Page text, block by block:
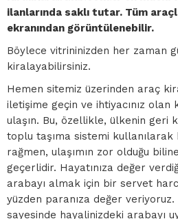
ilanlarında saklı tutar. Tüm
ekranından görüntülenebilir.
Böylece vitrininizden her zaman
kiralayabilirsiniz.
Hemen sitemiz üzerinden araç
iletişime geçin ve ihtiyacınız olan
ulaşın. Bu, özellikle, ülkenin geri
toplu taşıma sistemi
rağmen, ulaşımın zor olduğu
geçerlidir. Hayatınıza değer
arabayı almak için bir servet
yüzden paranıza değer
sayesinde hayalinizdeki arabayı